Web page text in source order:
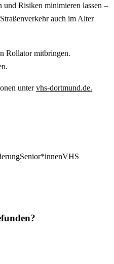
und Risiken minimieren lassen –
auch im Alter
Rollator mitbringen.
untervhs-dortmund.de.
Senior*innenVHS